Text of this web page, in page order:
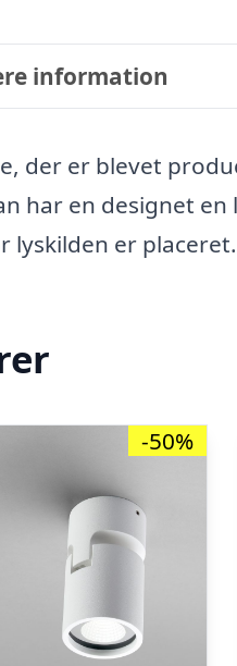
information
der er blevet
har en designet
er
-50%